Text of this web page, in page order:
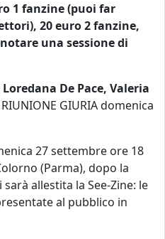
1 fanzine (puoi far
20 euro 2 fanzine,
una sessione di
Loredana De Pace, Valeria
GIURIA domenica
27 settembre ore 18
(Parma), dopo la
allestita la See-Zine: le
al pubblico in